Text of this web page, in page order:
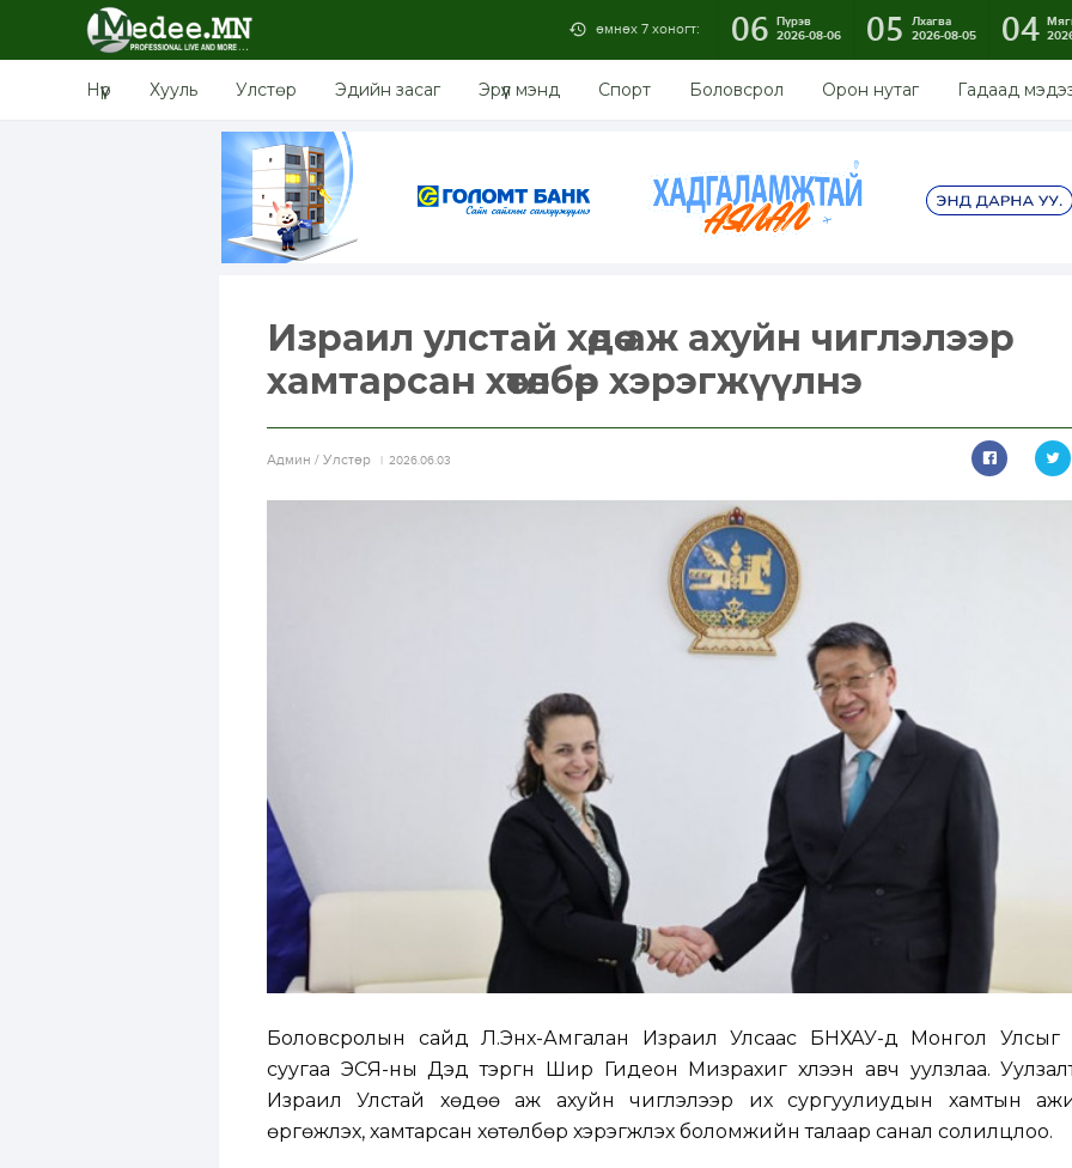
өмнөх 7 хоногт: 06 Пүрэв
2026-08-06
05
Лхагва
2026-08-05
04
Нүүр Хууль Улстөр Эдийн засаг Эрүүл мэнд Спорт Боловсрол Орон нутаг Гадаад
Израил улстай хөдөө аж ахуйн чиглэлээр
хамтарсан хөтөлбөр хэрэгжүүлнэ
Aдмин / Улстөр 2026.06.03
Боловсролын сайд Л.Энх-Амгалан Израил Улсаас БНХАУ-д Монгол Улсыг
суугаа ЭСЯ-ны Дэд тэргүүн Шир Гидеон Мизрахиг хүлээн авч уулзлаа.
Израил Улстай хөдөө аж ахуйн чиглэлээр их сургуулиудын хамтын
өргөжүүлэх, хамтарсан хөтөлбөр хэрэгжүүлэх боломжийн талаар санал солилцлоо.